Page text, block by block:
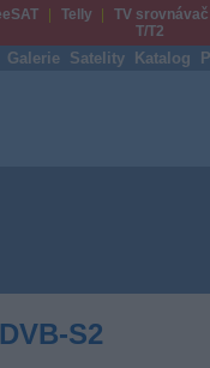
Telly
TV srovnávač
T/T2
Galerie Satelity Katalog
S2